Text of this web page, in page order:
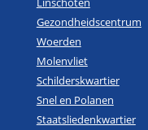
Gezondheidscentrum
Woerden
Molenvliet
Schilderskwartier
Snel en Polanen
Staatsliedenkwartier